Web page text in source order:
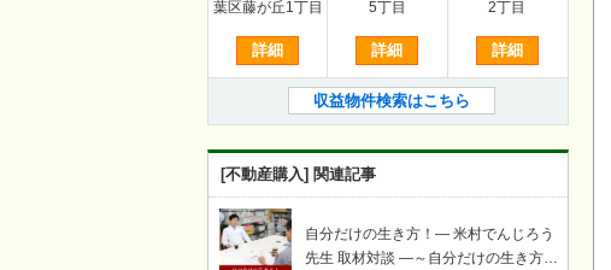
葉区藤が丘1丁目
詳細
5丁目
詳細
2丁目
詳細
収益物件検索はこちら
[不動産購入] 関連記事
自分だけの生き方！― 米村でんじろう
先生 取材対談 ―～自分だけの生き方を